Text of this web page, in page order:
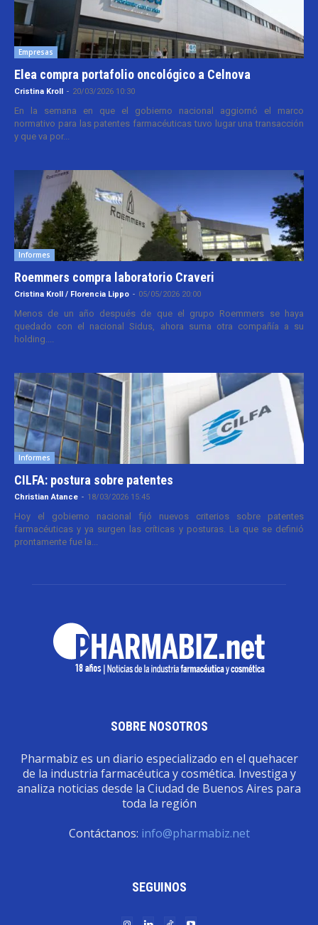
Empresas
Elea compra portafolio oncológico a Celnova
Cristina Kroll - 20/03/2026 10:30
En la semana en que el gobierno nacional aggiornó el marco
normativo para las patentes farmacéuticas tuvo lugar una transacción
y que va por...
Informes
Roemmers compra laboratorio Craveri
Cristina Kroll / Florencia Lippo - 05/05/2026 20:00
Menos de un año después de que el grupo Roemmers se haya
quedado con el nacional Sidus, ahora suma otra compañía a su
holding....
Informes
CILFA: postura sobre patentes
Christian Atance - 18/03/2026 15:45
Hoy el gobierno nacional fijó nuevos criterios sobre patentes
farmacéuticas y ya surgen las críticas y posturas. La que se definió
prontamente fue la...
SOBRE NOSOTROS
Pharmabiz es un diario especializado en el quehacer
de la industria farmacéutica y cosmética. Investiga y
analiza noticias desde la Ciudad de Buenos Aires para
toda la región
Contáctanos: info@pharmabiz.net
SEGUINOS